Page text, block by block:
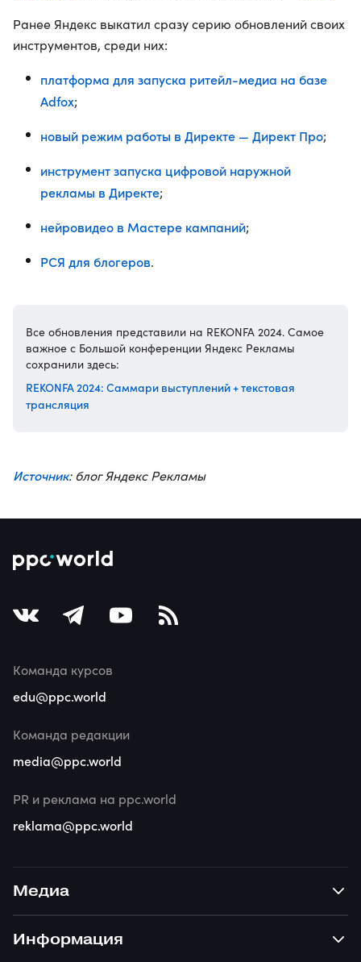
Ранее Яндекс выкатил сразу серию обновлений своих
инструментов, среди них:
платформа для запуска ритейл-медиа на базе
Adfox;
новый режим работы в Директе — Директ Про;
инструмент запуска цифровой наружной
рекламы в Директе;
нейровидео в Мастере кампаний;
РСЯ для блогеров.
Все обновления представили на REKONFA 2024. Самое
важное с Большой конференции Яндекс Рекламы
сохранили здесь:
REKONFA 2024: Саммари выступлений + текстовая
трансляция
Источник: блог Яндекс Рекламы
Медиа
Информация
Команда курсов
edu@ppc.world
Команда редакции
media@ppc.world
PR и реклама на ppc.world
reklama@ppc.world